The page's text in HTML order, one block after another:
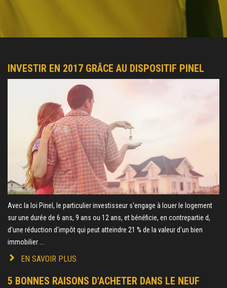
INVESTIR EN 2017 GRÂCE AU DISPOSITIF PINEL
Avec la loi Pinel, le particulier investisseur s'engage à louer le logement
sur une durée de 6 ans, 9 ans ou 12 ans, et bénéficie, en contrepartie d,
d'une réduction d'impôt qui peut atteindre 21 % de la valeur d'un bien
immobilier ...
EN SAVOIR PLUS
5 BONNES RAISONS D'ACHETER DANS LE NEUF